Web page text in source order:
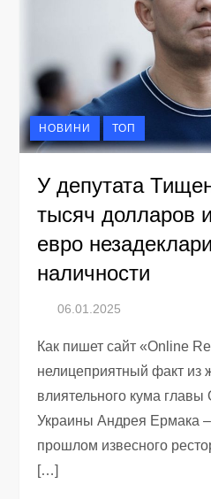
НОВИНИ ТОП
У депутата
тысяч долларов
евро
наличности
Как пишет сайт «Online
нелицеприятный факт из
влиятельного кума
Украины Андрея Ермака
прошлом извесного
[…]